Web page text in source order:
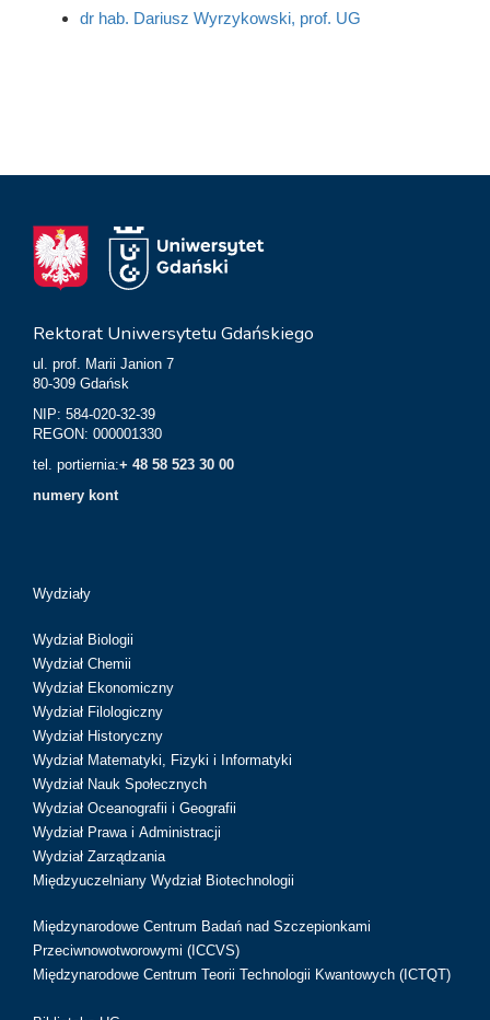
dr hab. Dariusz Wyrzykowski, prof. UG
Rektorat Uniwersytetu Gdańskiego
ul. prof. Marii Janion 7
80-309 Gdańsk
NIP: 584-020-32-39
REGON: 000001330
tel. portiernia:+ 48 58 523 30 00
numery kont
Wydziały
Wydział Biologii
Wydział Chemii
Wydział Ekonomiczny
Wydział Filologiczny
Wydział Historyczny
Wydział Matematyki, Fizyki i Informatyki
Wydział Nauk Społecznych
Wydział Oceanografii i Geografii
Wydział Prawa i Administracji
Wydział Zarządzania
Międzyuczelniany Wydział Biotechnologii
Międzynarodowe Centrum Badań nad Szczepionkami
Przeciwnowotworowymi (ICCVS)
Międzynarodowe Centrum Teorii Technologii Kwantowych (ICTQT)